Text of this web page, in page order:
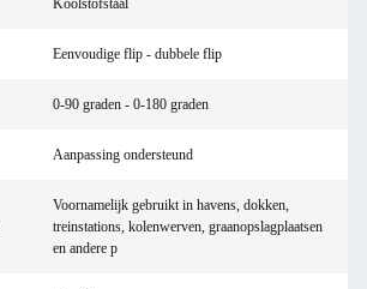
Koolstofstaal
Eenvoudige flip - dubbele flip
0-90 graden - 0-180 graden
Aanpassing ondersteund
Voornamelijk gebruikt in havens, dokken,
treinstations, kolenwerven, graanopslagplaatsen
en andere p